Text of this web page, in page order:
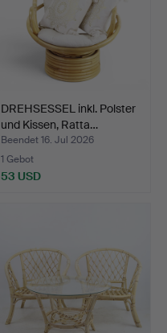
DREHSESSEL inkl. Polster
und Kissen, Ratta…
Beendet 16. Jul 2026
1 Gebot
53 USD